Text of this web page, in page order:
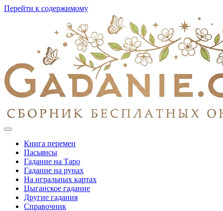
Перейти к содержимому
Книга перемен
Пасьянсы
Гадание на Таро
Гадание на рунах
На игральных картах
Цыганское гадание
Другие гадания
Справочник